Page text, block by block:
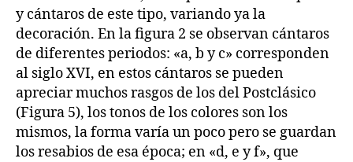
y cántaros de este tipo, variando ya la
decoración. En la figura 2 se observan cántaros
de diferentes periodos: «a, b y c» corresponden
al siglo XVI, en estos cántaros se pueden
apreciar muchos rasgos de los del Postclásico
(Figura 5), los tonos de los colores son los
mismos, la forma varía un poco pero se guardan
los resabios de esa época; en «d, e y f», que